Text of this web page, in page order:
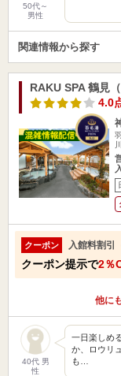
50代～
男性
関連情報から探す
RAKU SPA 鶴見
4.0
クーポン 入館料割引
クーポン提示で2％
他に
40代 男
性
一日楽しめ
か、ロウリ
も…